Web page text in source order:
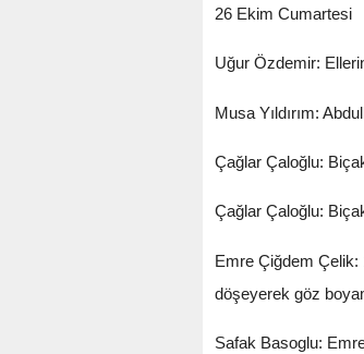
26 Ekim Cumartesi
Uğur Özdemir:
Musa Yıldırım:
Çağlar Çaloğlu:
Çağlar Çaloğlu:
Emre Çiğdem Çelik:
döşeyerek göz
Safak Basoglu: